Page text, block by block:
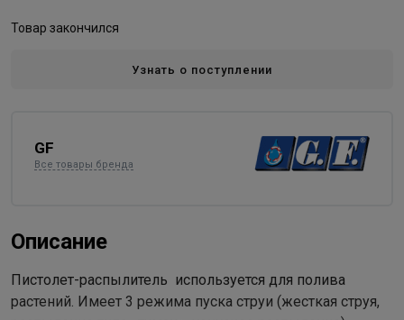
Товар закончился
Узнать о поступлении
GF
Все товары бренда
Описание
Пистолет-распылитель используется для полива
растений. Имеет 3 режима пуска струи (жесткая струя,